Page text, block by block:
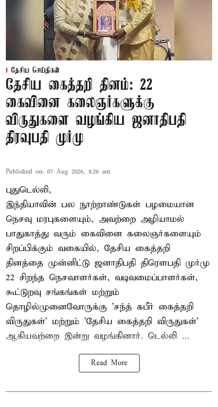
தேசிய செய்திகள்
தேசிய கைத்தறி தினம்: 22
கைவினை கலைஞர்களுக்கு
விருதுகளை வழங்கிய ஜனாதிபதி
திரவுபதி முர்மு
Published on: 07 Aug 2026, 8:26 am
புதுடெல்லி,
இந்தியாவின் பல நூற்றாண்டுகள் பழமையான
நெசவு மரபுகளையும், அவற்றை அழியாமல்
பாதுகாத்து வரும் கைவினை கலைஞர்களையும்
சிறப்பிக்கும் வகையில், தேசிய கைத்தறி
தினத்தை முன்னிட்டு ஜனாதிபதி திரௌபதி முர்மு
22 சிறந்த நெசவாளர்கள், வடிவமைப்பாளர்கள்,
கூட்டுறவு சங்கங்கள் மற்றும்
தொழில்முனைவோருக்கு 'சந்த் கபீர் கைத்தறி
விருதுகள்' மற்றும் 'தேசிய கைத்தறி விருதுகள்'
ஆகியவற்றை இன்று வழங்கினார். டெல்லி ...
Read More